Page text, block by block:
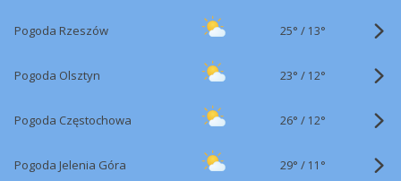
Pogoda Rzeszów 25° / 13°
Pogoda Olsztyn 23° / 12°
Pogoda Częstochowa 26° / 12°
Pogoda Jelenia Góra 29° / 11°